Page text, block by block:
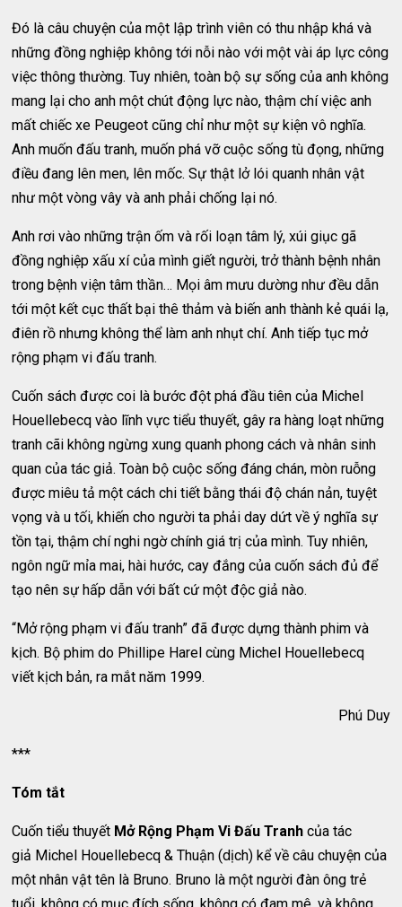
Đó là câu chuyện của một lập trình viên có thu nhập khá và
những đồng nghiệp không tới nỗi nào với một vài áp lực công
việc thông thường. Tuy nhiên, toàn bộ sự sống của anh không
mang lại cho anh một chút động lực nào, thậm chí việc anh
mất chiếc xe Peugeot cũng chỉ như một sự kiện vô nghĩa.
Anh muốn đấu tranh, muốn phá vỡ cuộc sống tù đọng, những
điều đang lên men, lên mốc. Sự thật lở lói quanh nhân vật
như một vòng vây và anh phải chống lại nó.
Anh rơi vào những trận ốm và rối loạn tâm lý, xúi giục gã
đồng nghiệp xấu xí của mình giết người, trở thành bệnh nhân
trong bệnh viện tâm thần… Mọi âm mưu dường như đều dẫn
tới một kết cục thất bại thê thảm và biến anh thành kẻ quái lạ,
điên rồ nhưng không thể làm anh nhụt chí. Anh tiếp tục mở
rộng phạm vi đấu tranh.
Cuốn sách được coi là bước đột phá đầu tiên của Michel
Houellebecq vào lĩnh vực tiểu thuyết, gây ra hàng loạt những
tranh cãi không ngừng xung quanh phong cách và nhân sinh
quan của tác giả. Toàn bộ cuộc sống đáng chán, mòn ruỗng
được miêu tả một cách chi tiết bằng thái độ chán nản, tuyệt
vọng và u tối, khiến cho người ta phải day dứt về ý nghĩa sự
tồn tại, thậm chí nghi ngờ chính giá trị của mình. Tuy nhiên,
ngôn ngữ mỉa mai, hài hước, cay đắng của cuốn sách đủ để
tạo nên sự hấp dẫn với bất cứ một độc giả nào.
“Mở rộng phạm vi đấu tranh” đã được dựng thành phim và
kịch. Bộ phim do Phillipe Harel cùng Michel Houellebecq
viết kịch bản, ra mắt năm 1999.
Phú Duy
***
Tóm tắt
Cuốn tiểu thuyết Mở Rộng Phạm Vi Đấu Tranh của tác
giả Michel Houellebecq & Thuận (dịch) kể về câu chuyện của
một nhân vật tên là Bruno. Bruno là một người đàn ông trẻ